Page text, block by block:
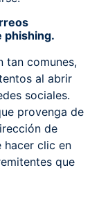
phishing.
tan comunes,
al abrir
sociales.
provenga de
de
hacer clic en
que